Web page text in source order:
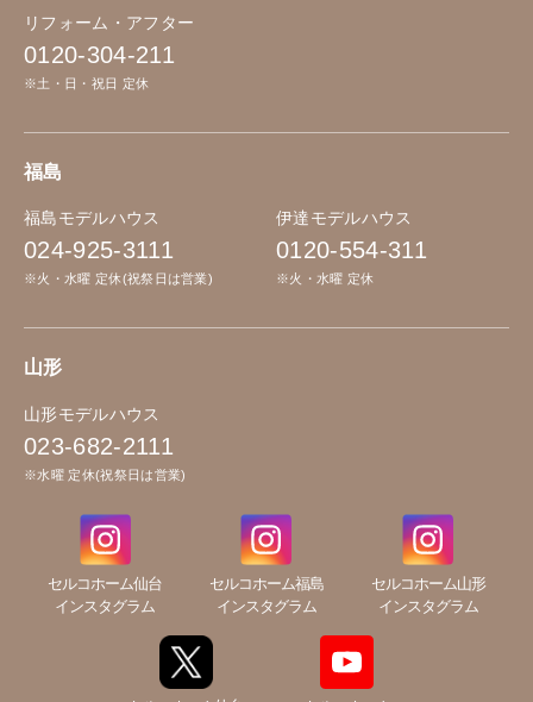
リフォーム・アフター
0120-304-211
※土・日・祝日 定休
福島
福島モデルハウス
024-925-3111
※火・水曜 定休(祝祭日は営業)
伊達モデルハウス
0120-554-311
※火・水曜 定休
山形
山形モデルハウス
023-682-2111
※水曜 定休(祝祭日は営業)
セルコホーム仙台
インスタグラム
セルコホーム福島
インスタグラム
セルコホーム山形
インスタグラム